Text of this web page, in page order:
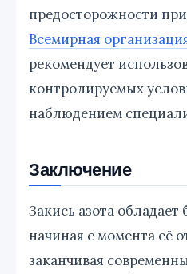
предосторожности при
Всемирная
рекомендует
контролируемых
наблюдением
Заключение
Закись азота обладает
начиная с момента её
заканчивая